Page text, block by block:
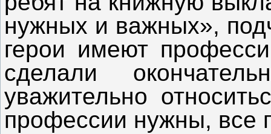
нужных и важных»,
герои имеют
сделали
уважительно
профессии нужны, все